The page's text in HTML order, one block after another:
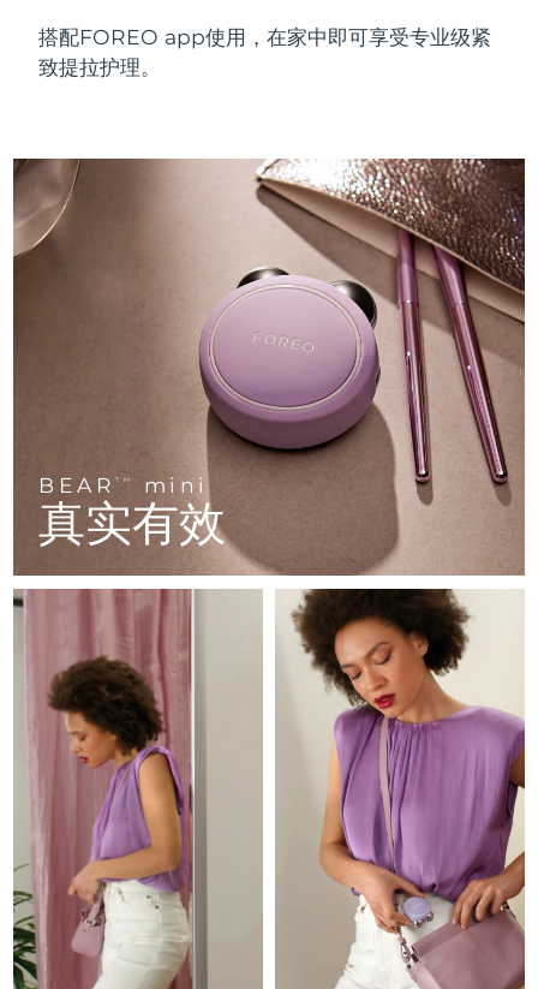
搭配FOREO app使用，在家中即可享受专业级紧
致提拉护理。
BEARTM mini
真实有效
LUNA™ 4 Plus
LUNA™ 4 Men
For men, anti-aging massage
LUNA™ 4 mini
For young skin, T-zone
LUNA™ 4 go
For travel or gym bag
LUNA™ 护肤
Premium cleansers & balm
LUNA™ 设备
All facial cleansing devices
BEAR™ 2 go
BEAR™ 2 eyes & lips
Microcurrent line smoothing device
面部提拉护理
Premium anti-aging skincare
BEAR™ 设备
All premium facelift devices
补水保湿
UFO™ 3 套装
UFO™ 3 LED
Near-infrared and red light therapy
UFO™ 3 mini
Red light therapy device for young skin
UFO™ 3 go
Portable red light therapy
面膜
Rejuvenation & hydration
UFO™ 设备
All deep facial hydration devices
口腔护理
issa™ 4
issa™ 4 plus
Smart hybrid silicone sonic toothbrush
issa™ 4 smile
Hybrid silicone sonic toothbrush
issa™ 4 baby
For ages 0-3
issa™ Teeth Whitening Set
Dual LED + sonic device & 18% PAP gel
ISSA™ 设备
All silicone sonic toothbrushes
抗老
FAQ™ 101
Clinical anti-aging
FAQ™ 102
Advanced clinical anti-aging
FAQ™ 103
Luxurious clinical anti-aging set
FAQ™ P1 Primer
Manuka honey primer
FAQ™护肤品
All FAQ™ skincare
FAQ™产品
All anti-aging treatments
LED治疗
NEW
FAQ™ 201
LED mask
FAQ™ 202
LED mask
FAQ™ 211
Anti-aging neck & décolleté LED mask
FAQ™ 221
Anti-aging LED hand mask
FAQ™护肤品
All FAQ™ skincare
FAQ™产品
All LED treatments
FAQ™ 301
LED hair strengthening scalp massager
FAQ™ Scalp Serum
Scalp recovery probiotic serum
FAQ™护肤品
All FAQ™ skincare
FAQ™产品
All hair treatments
肌肤年轻化
NEW
FAQ™ 501
Full-Spectrum Red Light Therapy
FAQ™ 502
Full-Spectrum Red Light Therapy
FAQ™ Red Light Serum
FAQ™ skincare
All FAQ™ skincare
FAQ™ products
All toning treatments
保健品
脱毛
PEACH™ 2 Pro Max
Professional IPL hair removal device
PEACH™ 2
IPL hair removal
身体护理
BEAR™ 2 body
Microcurrent body toning
LUNA™ 4 body
Massaging body brush
痘肌护理
ESPADA™ 2 plus
Recurring acne LED therapy
眼部护理
BEAR™ 2 eyes & lips
Microcurrent line smoothing device
文莱
加拿大 预计送达日期8/14/26
智利 预计送达日期8/14/26
预计送达日期8/10/26
预计送达日期 8/14/26
预计送达日期 8/10/26
预计送达日期 8/11/26
捷克
丹麦 预计送达日期8/10/26
爱沙尼亚 预计送达日期 8/10/26
芬兰 预计送达日期8/10/26
法国 预计送达日期
法属波利尼西亚 预计送达日期 8/14/26
德国 预计送达日期 8/10/26
直布罗陀 预计送达日期 8/14/26
希腊 预计送达日期 8/10/26